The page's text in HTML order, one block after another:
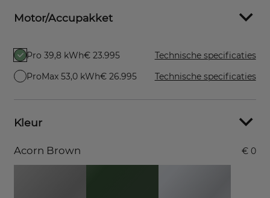
Motor/Accupakket
Pro 39,8 kWh€ 23.995
Technische specificaties
ProMax 53,0 kWh€ 26.995 Technische specificaties
Kleur
Acorn Brown € 0